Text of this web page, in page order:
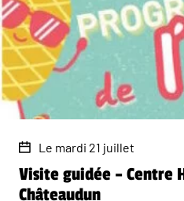
Le mardi 21 juillet
Visite guidée – Centre
Châteaudun